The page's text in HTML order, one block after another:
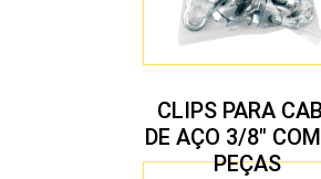
CLIPS PARA
DE AÇO 3/8″
PEÇAS